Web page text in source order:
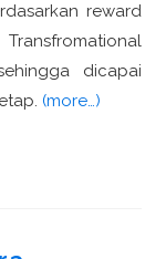
reward
dicapai
(more…)